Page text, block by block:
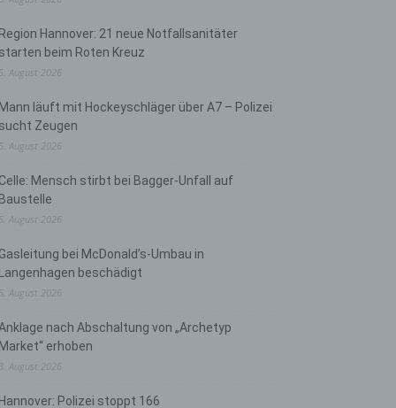
Region Hannover: 21 neue Notfallsanitäter
starten beim Roten Kreuz
5. August 2026
Mann läuft mit Hockeyschläger über A7 – Polizei
sucht Zeugen
5. August 2026
Celle: Mensch stirbt bei Bagger-Unfall auf
Baustelle
5. August 2026
Gasleitung bei McDonald’s-Umbau in
Langenhagen beschädigt
5. August 2026
nach Abschaltung von „Archetyp
Market“ erhoben
3. August 2026
Hannover: Polizei stoppt 166